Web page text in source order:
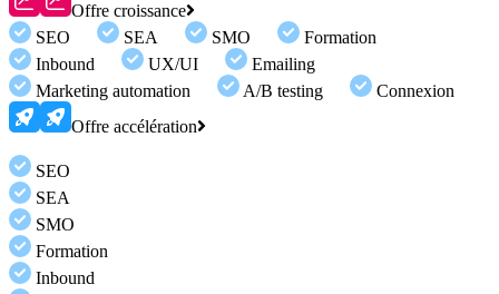
Offre croissance
SEO
SEA SMO
Formation
Inbound
UX/UI
Emailing
Marketing automation
A/B testing
Connexion
Offre accélération
SEO
SEA
SMO
Formation
Inbound